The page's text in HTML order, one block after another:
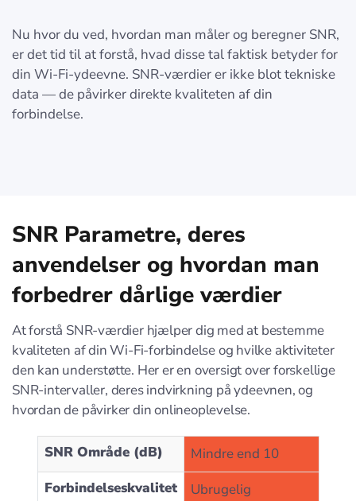
Nu hvor du ved, hvordan man måler og beregner SNR,
er det tid til at forstå, hvad disse tal faktisk betyder for
din Wi-Fi-ydeevne. SNR-værdier er ikke blot tekniske
data — de påvirker direkte kvaliteten af din
forbindelse.
SNR Parametre, deres
anvendelser og hvordan man
forbedrer dårlige værdier
At forstå SNR-værdier hjælper dig med at bestemme
kvaliteten af din Wi-Fi-forbindelse og hvilke aktiviteter
den kan understøtte. Her er en oversigt over forskellige
SNR-intervaller, deres indvirkning på ydeevnen, og
hvordan de påvirker din onlineoplevelse.
SNR Område (dB)
Mindre end 10
Forbindelseskvalitet
Ubrugelig